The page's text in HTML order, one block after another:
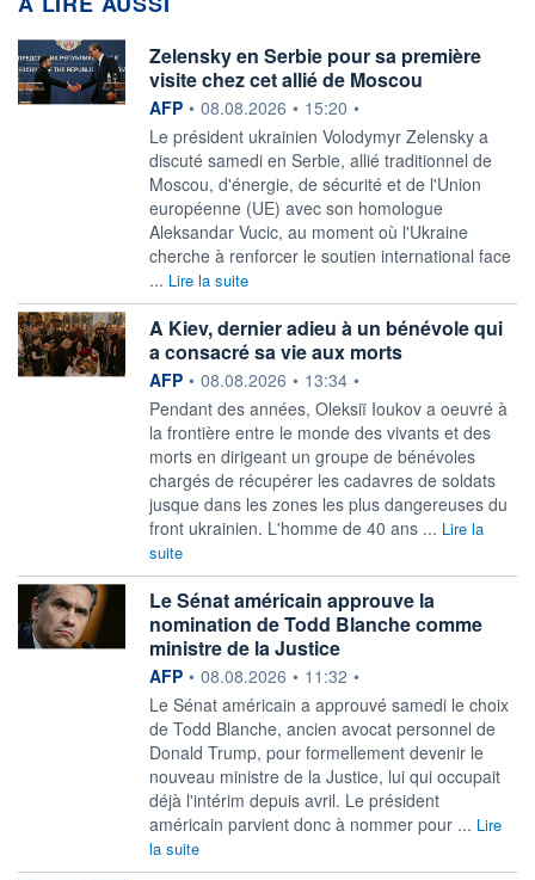
Zelensky en Serbie pour sa première
visite chez cet allié de Moscou
information fournie par
AFP • 08.08.2026 • 15:20 •
Le président ukrainien Volodymyr Zelensky a
discuté samedi en Serbie, allié traditionnel de
Moscou, d'énergie, de sécurité et de l'Union
européenne (UE) avec son homologue
Aleksandar Vucic, au moment où l'Ukraine
cherche à renforcer le soutien international face
... Lire la suite
A Kiev, dernier adieu à un bénévole qui
a consacré sa vie aux morts
information fournie par
AFP • 08.08.2026 • 13:34 •
Pendant des années, Oleksiï Ioukov a oeuvré à
la frontière entre le monde des vivants et des
morts en dirigeant un groupe de bénévoles
chargés de récupérer les cadavres de soldats
jusque dans les zones les plus dangereuses du
front ukrainien. L'homme de 40 ans ... Lire la
suite
Le Sénat américain approuve la
nomination de Todd Blanche comme
ministre de la Justice
information fournie par
AFP • 08.08.2026 • 11:32 •
Le Sénat américain a approuvé samedi le choix
de Todd Blanche, ancien avocat personnel de
Donald Trump, pour formellement devenir le
nouveau ministre de la Justice, lui qui occupait
déjà l'intérim depuis avril. Le président
américain parvient donc à nommer pour ... Lire
la suite